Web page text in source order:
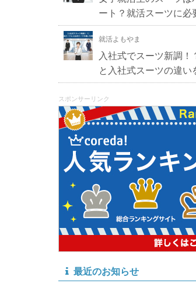
ート？就活スーツに必
就活よもやま
入社式でスーツ新調！
と入社式スーツの違い
スポンサーリンク
最近のお知らせ